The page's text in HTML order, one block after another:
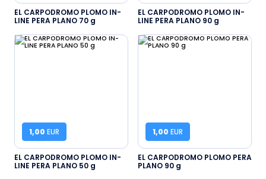
EL CARPODROMO PLOMO IN-
LINE PERA PLANO 70 g
EL CARPODROMO PLOMO IN-
LINE PERA PLANO 90 g
1,00 EUR
EL CARPODROMO PLOMO IN-
LINE PERA PLANO 50 g
1,00 EUR
EL CARPODROMO PLOMO PERA
PLANO 90 g